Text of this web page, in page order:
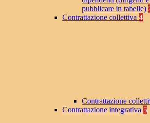
pubblicare in tabelle)
Contrattazione collettiva 4
Contrattazione
Contrattazione integrativa 5